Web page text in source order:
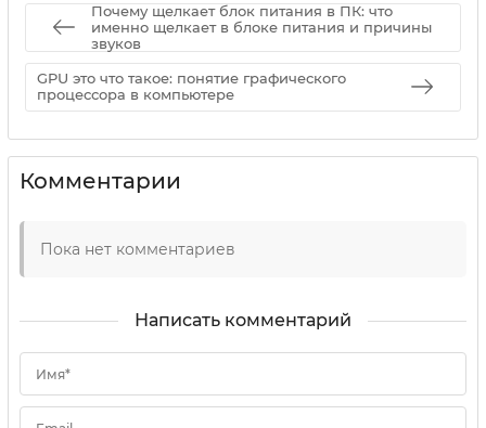
Почему щелкает блок питания в ПК: что
именно щелкает в блоке питания и причины
звуков
GPU это что такое: понятие графического
процессора в компьютере
Комментарии
Пока нет комментариев
Написать комментарий
Имя*